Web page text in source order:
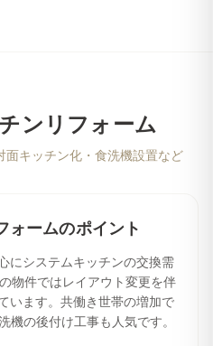
ンリフォーム
面キッチン化・食洗機設置など
ォームのポイント
にシステムキッチンの交換需
物件ではレイアウト変更を伴
います。共働き世帯の増加で
の後付け工事も人気です。